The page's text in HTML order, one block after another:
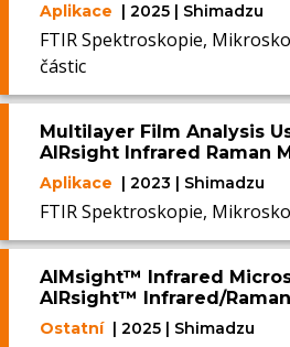
Aplikace | 2025 | Shimadzu
FTIR Spektroskopie,
částic
Multilayer Film Analysis
AIRsight Infrared Raman
Aplikace | 2023 | Shimadzu
FTIR Spektroskopie,
AIMsight™ Infrared
AIRsight™ Infrared/
Ostatní | 2025 | Shimadzu